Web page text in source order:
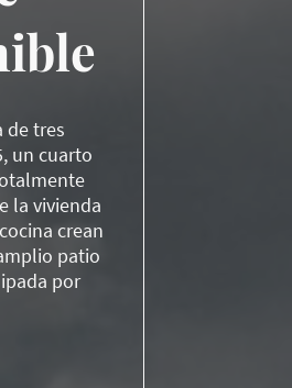
de tres
un cuarto
la vivienda
crean
patio
por